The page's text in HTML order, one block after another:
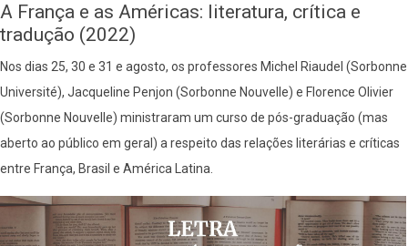
A França e as Américas: literatura, crítica e
tradução (2022)
Nos dias 25, 30 e 31 e agosto, os professores Michel Riaudel (Sorbonne
Université), Jacqueline Penjon (Sorbonne Nouvelle) e Florence Olivier
(Sorbonne Nouvelle) ministraram um curso de pós-graduação (mas
aberto ao público em geral) a respeito das relações literárias e críticas
entre França, Brasil e América Latina.